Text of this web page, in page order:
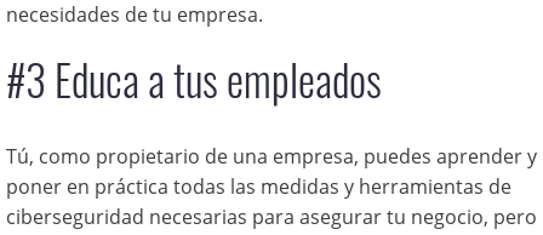
necesidades de tu empresa.
#3 Educa a tus empleados
Tú, como propietario de una empresa, puedes aprender y
poner en práctica todas las medidas y herramientas de
ciberseguridad necesarias para asegurar tu negocio, pero